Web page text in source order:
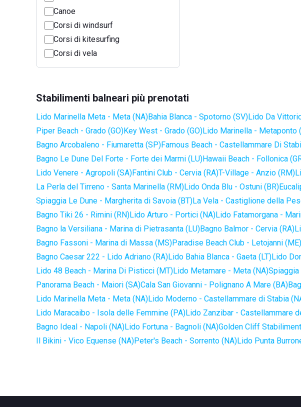
Canoe
Corsi di windsurf
Corsi di kitesurfing
Corsi di vela
Stabilimenti balneari più prenotati
Lido Marinella Meta - Meta (NA)Bahia Blanca - Spotorno (SV)Lido Da
Piper Beach - Grado (GO)Key West - Grado (GO)Lido Marinella - Metaponto
Bagno Arcobaleno - Fiumaretta (SP)Famous Beach - Castellammare Di
Bagno Le Dune Del Forte - Forte dei Marmi (LU)Hawaii Beach - Follonica
Lido Venere - Agropoli (SA)Fantini Club - Cervia (RA)T-Village - Anzio (RM)
La Perla del Tirreno - Santa Marinella (RM)Lido Onda Blu - Ostuni (BR)
Spiaggia Le Dune - Margherita di Savoia (BT)La Vela - Castiglione della
Bagno Tiki 26 - Rimini (RN)Lido Arturo - Portici (NA)Lido Fatamorgana -
Bagno la Versiliana - Marina di Pietrasanta (LU)Bagno Balmor - Cervia (RA)
Bagno Fassoni - Marina di Massa (MS)Paradise Beach Club - Letojanni (ME)
Bagno Caesar 222 - Lido Adriano (RA)Lido Bahia Blanca - Gaeta (LT)Lido
Lido 48 Beach - Marina Di Pisticci (MT)Lido Metamare - Meta (NA)Spiaggia
Panorama Beach - Maiori (SA)Cala San Giovanni - Polignano A Mare (BA)
Lido Marinella Meta - Meta (NA)Lido Moderno - Castellammare di Stabia
Lido Maracaibo - Isola delle Femmine (PA)Lido Zanzibar - Castellammare
Bagno Ideal - Napoli (NA)Lido Fortuna - Bagnoli (NA)Golden Cliff
Il Bikini - Vico Equense (NA)Peter's Beach - Sorrento (NA)Lido Punta